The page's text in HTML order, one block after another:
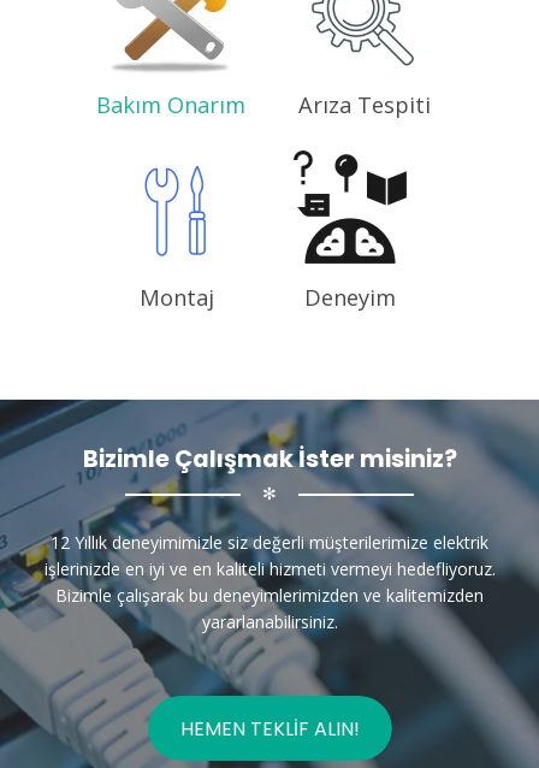
Bakım Onarım Arıza Tespiti
Montaj Deneyim
Bizimle Çalışmak İster misiniz?
✻
12 Yıllık deneyimimizle siz değerli müşterilerimize elektrik
işlerinizde en iyi ve en kaliteli hizmeti vermeyi hedefliyoruz.
Bizimle çalışarak bu deneyimlerimizden ve kalitemizden
yararlanabilirsiniz.
HEMEN TEKLIF ALIN!